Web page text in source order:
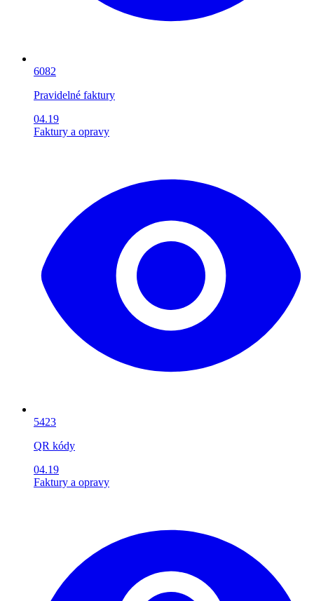
6082
Pravidelné faktury
04.19
Faktury a opravy
5423
QR kódy
04.19
Faktury a opravy